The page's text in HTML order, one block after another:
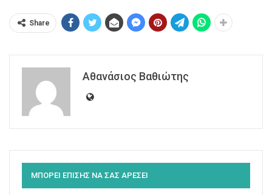
Share
Αθανάσιος Βαθιώτης
ΜΠΟΡΕΙ ΕΠΙΣΗΣ ΝΑ ΣΑΣ ΑΡΕΣΕΙ